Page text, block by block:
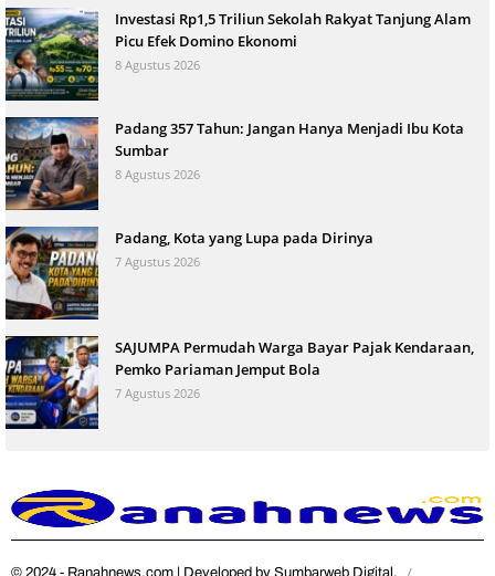
Investasi Rp1,5 Triliun Sekolah Rakyat Tanjung Alam
Picu Efek Domino Ekonomi
8 Agustus 2026
Padang 357 Tahun: Jangan Hanya Menjadi Ibu Kota
Sumbar
8 Agustus 2026
Padang, Kota yang Lupa pada Dirinya
7 Agustus 2026
SAJUMPA Permudah Warga Bayar Pajak Kendaraan,
Pemko Pariaman Jemput Bola
7 Agustus 2026